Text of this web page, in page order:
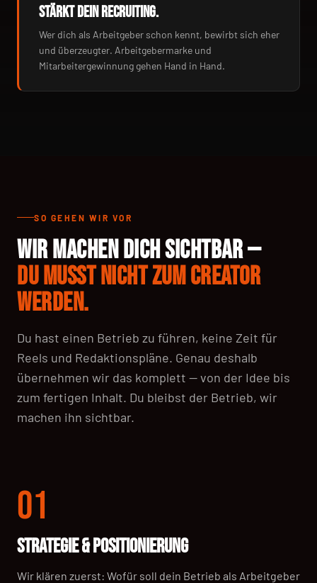
STÄRKT DEIN RECRUITING.
Wer dich als Arbeitgeber schon kennt, bewirbt sich eher
und überzeugter. Arbeitgebermarke und
Mitarbeitergewinnung gehen Hand in Hand.
SO GEHEN WIR VOR
WIR MACHEN DICH SICHTBAR —
DU MUSST NICHT ZUM CREATOR
WERDEN.
Du hast einen Betrieb zu führen, keine Zeit für
Reels und Redaktionspläne. Genau deshalb
übernehmen wir das komplett — von der Idee bis
zum fertigen Inhalt. Du bleibst der Betrieb, wir
machen ihn sichtbar.
01
STRATEGIE & POSITIONIERUNG
Wir klären zuerst: Wofür soll dein Betrieb als Arbeitgeber